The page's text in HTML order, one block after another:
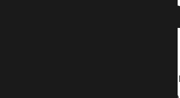
Tessa is sinds